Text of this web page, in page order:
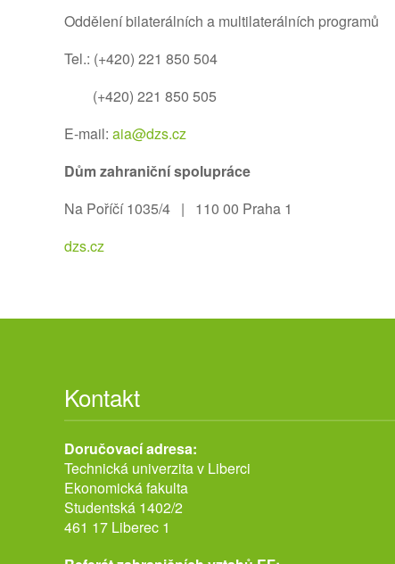
Oddělení bilaterálních a multilaterálních programů
Tel.: (+420) 221 850 504
(+420) 221 850 505
E-mail: aia@dzs.cz
Dům zahraniční spolupráce
Na Poříčí 1035/4 | 110 00 Praha 1
dzs.cz
Kontakt
Doručovací adresa:
Technická univerzita v Liberci
Ekonomická fakulta
Studentská 1402/2
461 17 Liberec 1